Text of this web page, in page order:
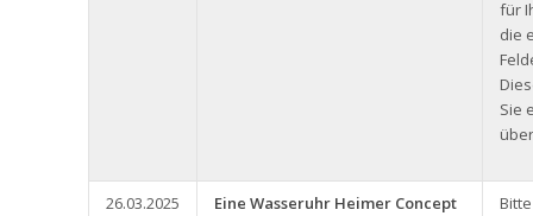
für
die
Sie
26.03.2025
Eine Wasseruhr Heimer Concept